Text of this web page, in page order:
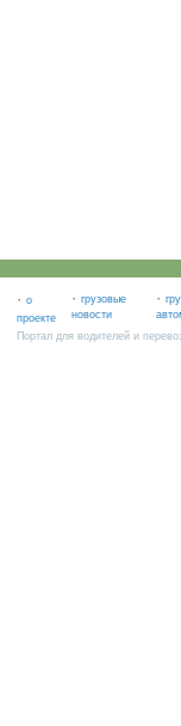
· о
проекте
· грузовые
новости
·
Портал для водителей и